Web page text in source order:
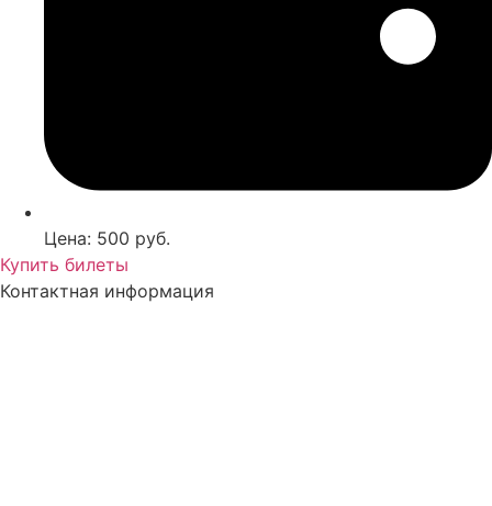
Цена: 500 руб.
Купить билеты
Контактная информация